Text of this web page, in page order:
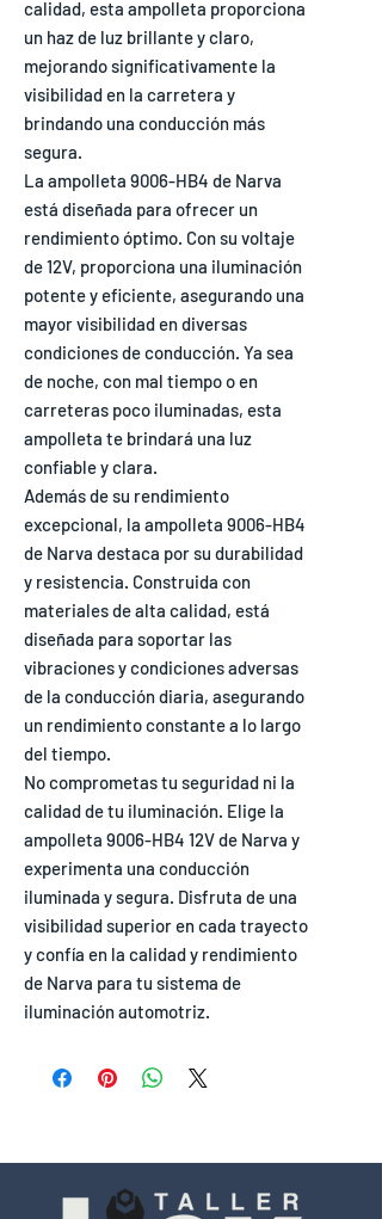
calidad, esta ampolleta proporciona
un haz de luz brillante y claro,
mejorando significativamente la
visibilidad en la carretera y
brindando una conducción más
segura.
La ampolleta 9006-HB4 de Narva
está diseñada para ofrecer un
rendimiento óptimo. Con su voltaje
de 12V, proporciona una iluminación
potente y eficiente, asegurando una
mayor visibilidad en diversas
condiciones de conducción. Ya sea
de noche, con mal tiempo o en
carreteras poco iluminadas, esta
ampolleta te brindará una luz
confiable y clara.
Además de su rendimiento
excepcional, la ampolleta 9006-HB4
de Narva destaca por su durabilidad
y resistencia. Construida con
materiales de alta calidad, está
diseñada para soportar las
vibraciones y condiciones adversas
de la conducción diaria, asegurando
un rendimiento constante a lo largo
del tiempo.
No comprometas tu seguridad ni la
calidad de tu iluminación. Elige la
ampolleta 9006-HB4 12V de Narva y
experimenta una conducción
iluminada y segura. Disfruta de una
visibilidad superior en cada trayecto
y confía en la calidad y rendimiento
de Narva para tu sistema de
iluminación automotriz.